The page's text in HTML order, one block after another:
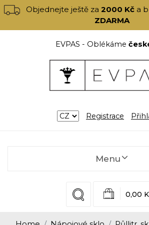
Objednejte ještě za2000 Kč a
ZDARMA
EVPAS - Oblékáme
Registrace
Menu
0,00